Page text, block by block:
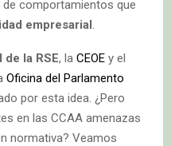
comportamientos que
empresarial
la RSE, la CEOE y el
Oficina del Parlamento
por esta idea. ¿Pero
en las CCAA amenazas
normativa? Veamos